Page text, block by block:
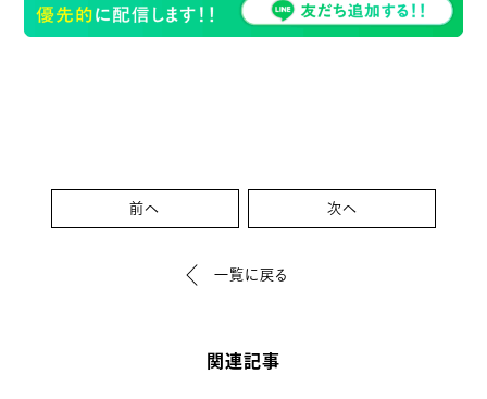
前へ 次へ
一覧に戻る
関連記事